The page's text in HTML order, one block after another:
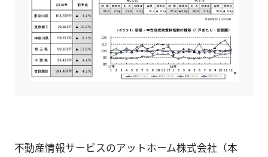
不動産情報サービスのアットホーム株式会社（本